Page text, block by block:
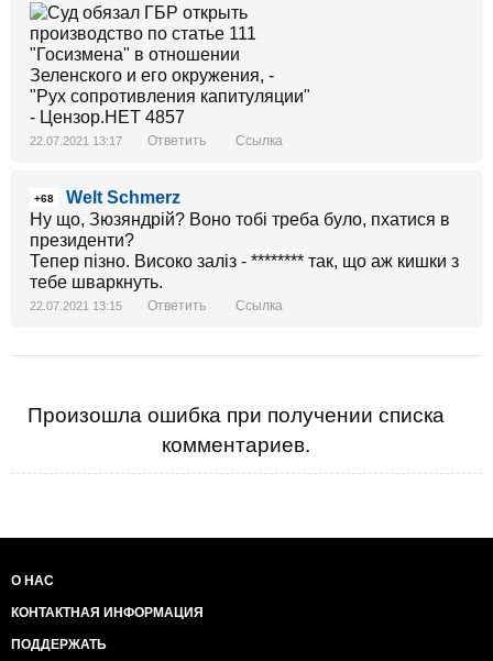
22.07.2021 13:17 Ответить Ссылка
+68
Welt Schmerz
Ну що, Зюзяндрій? Воно тобі треба було, пхатися в
президенти?
Тепер пізно. Високо заліз - ******** так, що аж кишки з
тебе шваркнуть.
22.07.2021 13:15 Ответить Ссылка
Произошла ошибка при получении списка
комментариев.
О НАС
КОНТАКТНАЯ ИНФОРМАЦИЯ
ПОДДЕРЖАТЬ